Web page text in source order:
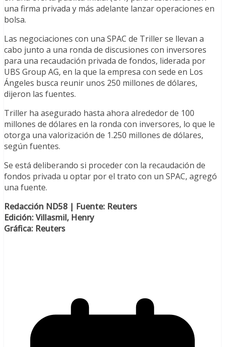
una firma privada y más adelante lanzar operaciones en
bolsa.
Las negociaciones con una SPAC de Triller se llevan a
cabo junto a una ronda de discusiones con inversores
para una recaudación privada de fondos, liderada por
UBS Group AG, en la que la empresa con sede en Los
Ángeles busca reunir unos 250 millones de dólares,
dijeron las fuentes.
Triller ha asegurado hasta ahora alrededor de 100
millones de dólares en la ronda con inversores, lo que le
otorga una valorización de 1.250 millones de dólares,
según fuentes.
Se está deliberando si proceder con la recaudación de
fondos privada u optar por el trato con un SPAC, agregó
una fuente.
Redacción ND58 | Fuente: Reuters
Edición: Villasmil, Henry
Gráfica: Reuters